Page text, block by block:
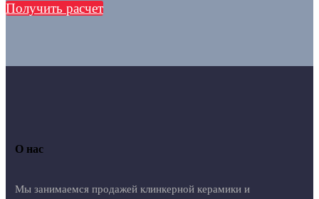
Получить расчет
О нас
Мы занимаемся продажей клинкерной керамики и